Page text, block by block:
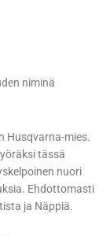
niminä
Husqvarna-mies.
tässä
nuori
Ehdottomasti
ja Näppiä.